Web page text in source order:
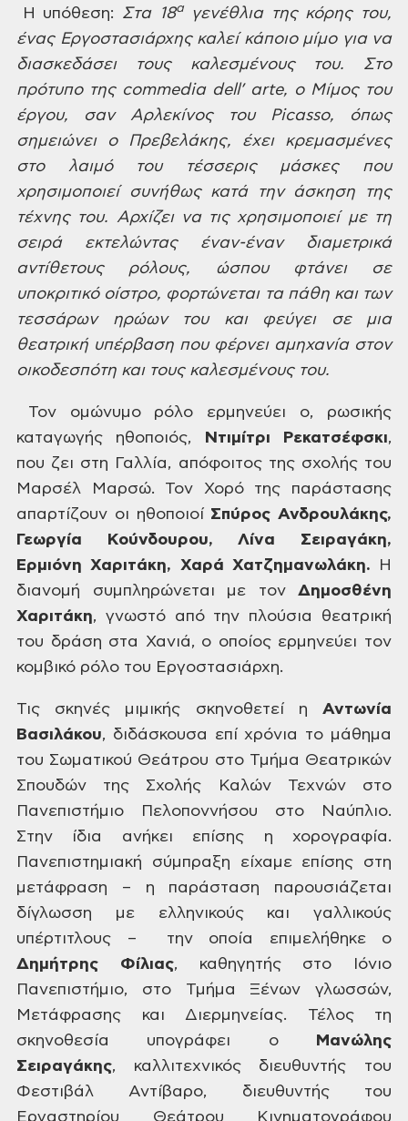
Η υπόθεση: Στα 18αγενέθλια της κόρης του,
ένας Εργοστασιάρχης καλεί κάποιο μίμο για να
διασκεδάσει τους καλεσμένους του. Στο
πρότυπο της commedia dell’ arte, o Μίμος του
έργου, σαν Αρλεκίνος του
Picasso, όπως
σημειώνει ο Πρεβελάκης, έχεικρεμασμένες
στο λαιμό του τέσσερις μάσκες που
χρησιμοποιεί συνήθως κατά τηνάσκηση της
τέχνης του. Αρχίζει να τις χρησιμοποιεί με τη
σειρά εκτελώνταςέναν-έναν διαμετρικά
αντίθετους ρόλους, ώσπου φτάνει σε
υποκριτικό οίστρο, φορτώνεται τα πάθη και των
τεσσάρων ηρώων του και φεύγει σε μια
θεατρική υπέρβαση που φέρνει αμηχανία στον
οικοδεσπότη και τους καλεσμένους του.
Τον ομώνυμο ρόλο ερμηνεύει ο, ρωσικής
καταγωγής ηθοποιός,
Ντιμίτρι Ρεκατσέφσκι,
που ζει στη Γαλλία, απόφοιτος τηςσχολής του
Μαρσέλ Μαρσώ. Τον Χορό της παράστασης
απαρτίζουν οι ηθοποιοί Σπύρος Ανδρουλάκης,
Γεωργία Κούνδουρου, Λίνα Σειραγάκη,
Ερμιόνη Χαριτάκη, Χαρά Χατζημανωλάκη. Η
διανομή συμπληρώνεται με τον Δημοσθένη
Χαριτάκη, γνωστό από την πλούσια θεατρική
του δράση στα Χανιά, ο οποίος ερμηνεύει τον
κομβικό ρόλο του Εργοστασιάρχη.
Τις σκηνές μιμικής σκηνοθετεί η Αντωνία
Βασιλάκου, διδάσκουσα επί χρόνια το μάθημα
του Σωματικού Θεάτρου στο Τμήμα Θεατρικών
Σπουδών της Σχολής Καλών Τεχνών στο
Πανεπιστήμιο Πελοποννήσου στο Ναύπλιο.
Στην ίδια ανήκει επίσης η χορογραφία.
Πανεπιστημιακή σύμπραξη είχαμεεπίσης στη
μετάφραση – η παράσταση παρουσιάζεται
δίγλωσση με ελληνικούς και γαλλικούς
υπέρτιτλους – την οποία
επιμελήθηκε ο
Δημήτρης Φίλιας, καθηγητής στο Ιόνιο
Πανεπιστήμιο, στοΤμήμα Ξένων γλωσσών,
Μετάφρασης και Διερμηνείας. Τέλος τη
σκηνοθεσία υπογράφει ο
Μανώλης
Σειραγάκης, καλλιτεχνικός διευθυντής του
Φεστιβάλ Αντίβαρο, διευθυντής του
Εργαστηρίου Θεάτρου Κινηματογράφου